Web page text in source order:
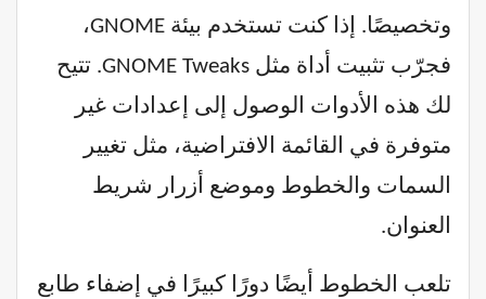
وتخصيصًا. إذا كنت تستخدم بيئة GNOME،
فجرّب تثبيت أداة مثل GNOME Tweaks. تتيح
لك هذه الأدوات الوصول إلى إعدادات غير
متوفرة في القائمة الافتراضية، مثل تغيير
السمات والخطوط وموضع أزرار شريط
العنوان.
تلعب الخطوط أيضًا دورًا كبيرًا في إضفاء طابع